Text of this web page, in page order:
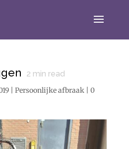
2 min read
| Persoonlijke afbraak| 0